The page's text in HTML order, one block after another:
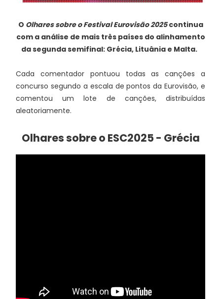
O Olhares sobre o Festival Eurovisão 2025continua
com a análise de mais três países do alinhamento
da segunda semifinal: Grécia, Lituânia e Malta.
Cada comentador pontuou todas as canções a
concurso segundo a escala de pontos da Eurovisão, e
comentou um lote de canções, distribuídas
aleatoriamente.
Olhares sobre o ESC2025 - Grécia